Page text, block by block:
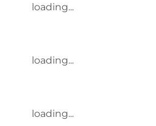
loading...
loading...
loading...